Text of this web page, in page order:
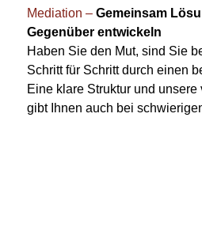
Mediation – Gemeinsam
Gegenüber entwickeln
Haben Sie den Mut, sind Sie
Schritt für Schritt durch einen
Eine klare Struktur und
gibt Ihnen auch bei